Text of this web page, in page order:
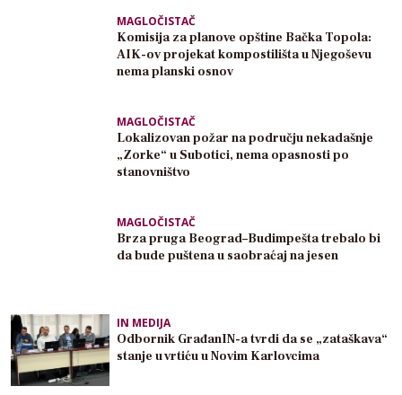
MAGLOČISTAČ
Komisija za planove opštine Bačka Topola:
AIK-ov projekat kompostilišta u Njegoševu
nema planski osnov
MAGLOČISTAČ
Lokalizovan požar na području nekadašnje
„Zorke“ u Subotici, nema opasnosti po
stanovništvo
MAGLOČISTAČ
Brza pruga Beograd–Budimpešta trebalo bi
da bude puštena u saobraćaj na jesen
IN MEDIJA
Odbornik GrađanIN-a tvrdi da se „zataškava“
stanje u vrtiću u Novim Karlovcima